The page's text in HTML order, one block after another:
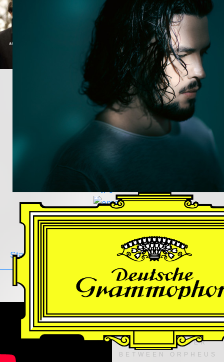
AUS
JEDERMANN
GESÄNGE
DES
HARFNERS
Andrè Schuen,
Baritone
Stage Duo
VIDEO
MANFRED TROJAHN –
AN ENCOUNTER
BETWEEN ORPHEUS